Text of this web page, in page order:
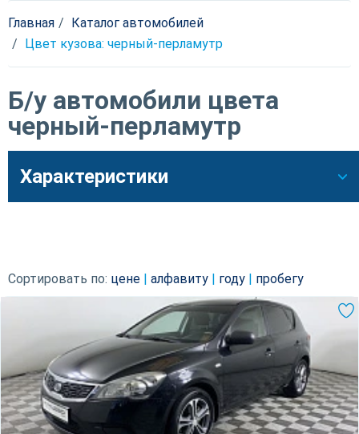
Главная
Каталог автомобилей
Цвет кузова: черный-перламутр
Б/у автомобили цвета
черный-перламутр
Характеристики
Сортировать по: цене алфавиту году пробегу